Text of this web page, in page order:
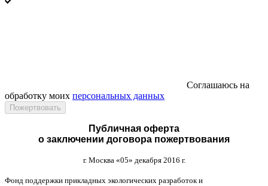
Соглашаюсь на
обработку моих персональных данных
Публичная оферта
о заключении договора пожертвования
г. Москва «05» декабря 2016 г.
Фонд поддержки прикладных экологических разработок и